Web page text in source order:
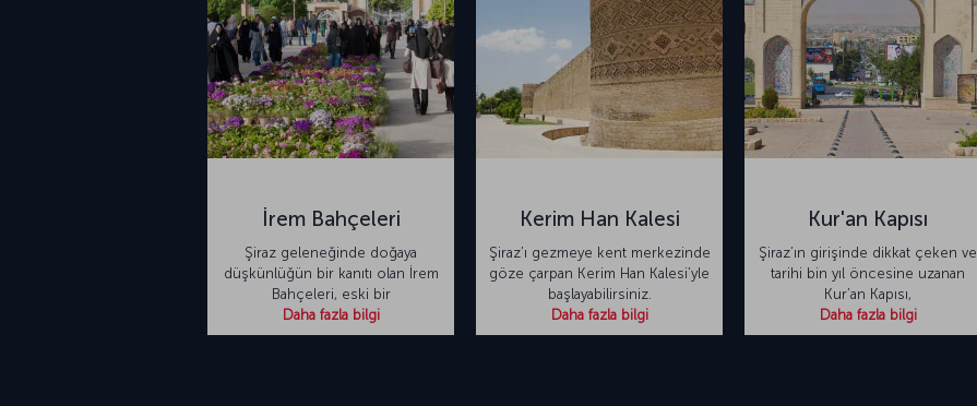
İrem Bahçeleri
Şiraz geleneğinde doğaya
düşkünlüğün bir kanıtı olan İrem
Bahçeleri, eski bir
Daha fazla bilgi
Kerim Han Kalesi
Şiraz’ı gezmeye kent merkezinde
göze çarpan Kerim Han Kalesi’yle
başlayabilirsiniz.
Daha fazla bilgi
Kur'an Kapısı
Şiraz’ın girişinde dikkat çeken ve
tarihi bin yıl öncesine uzanan
Kur’an Kapısı,
Daha fazla bilgi